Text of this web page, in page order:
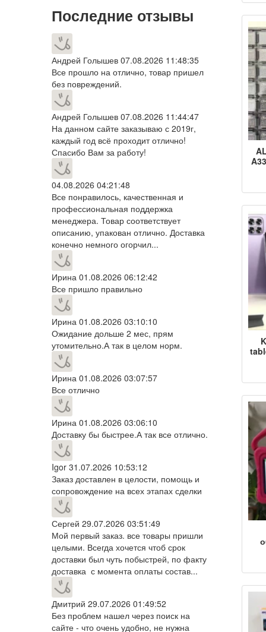
Последние отзывы
Андрей Голышев 07.08.2026 11:48:35
Все прошло на отлично, товар пришел
без повреждений.
Андрей Голышев 07.08.2026 11:44:47
На данном сайте заказываю с 2019г,
каждый год всё проходит отлично!
Спасибо Вам за работу!
04.08.2026 04:21:48
Все понравилось, качественная и
профессиональная поддержка
менеджера. Товар соответствует
описанию, упакован отлично. Доставка
конечно немного огорчил...
Ирина 01.08.2026 06:12:42
Все пришло правильно
Ирина 01.08.2026 03:10:10
Ожидание дольше 2 мес, прям
утомительно.А так в целом норм.
Ирина 01.08.2026 03:07:57
Все отлично
Ирина 01.08.2026 03:06:10
Доставку бы быстрее.А так все отлично.
Igor 31.07.2026 10:53:12
Заказ доставлен в целости, помощь и
сопровождение на всех этапах сделки
Сергей 29.07.2026 03:51:49
Мой первый заказ. все товары пришли
целыми. Всегда хочется чтоб срок
доставки был чуть побыстрей, по факту
доставка с момента оплаты состав...
Дмитрий 29.07.2026 01:49:52
Без проблем нашел через поиск на
сайте - что очень удобно, не нужна